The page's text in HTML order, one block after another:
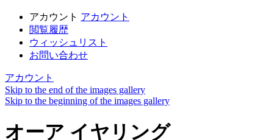
アカウント アカウント
閲覧履歴
ウィッシュリスト
お問い合わせ
アカウント
Skip to the end of the images gallery
Skip to the beginning of the images gallery
オーア イヤリング